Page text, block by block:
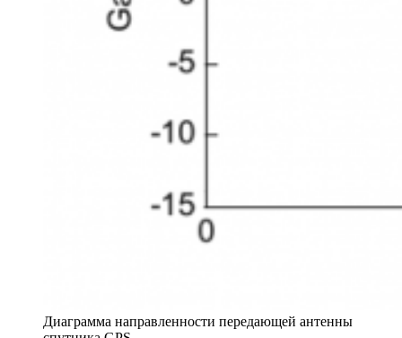
Диаграмма направленности передающей антенны